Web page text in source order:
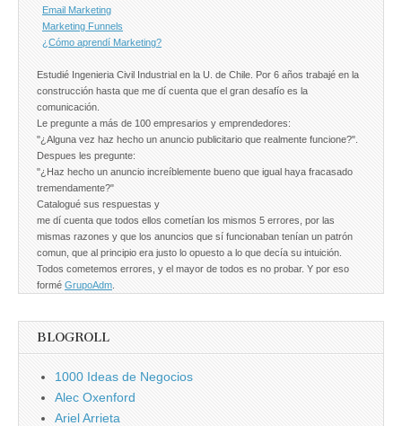
Email Marketing
Marketing Funnels
¿Cómo aprendí Marketing?
Estudié Ingenieria Civil Industrial en la U. de Chile. Por 6 años trabajé en la
construcción hasta que me dí cuenta que el gran desafío es la
comunicación.
Le pregunte a más de 100 empresarios y emprendedores:
"¿Alguna vez haz hecho un anuncio publicitario que realmente funcione?".
Despues les pregunte:
"¿Haz hecho un anuncio increíblemente bueno que igual haya fracasado
tremendamente?"
Catalogué sus respuestas y
me dí cuenta que todos ellos cometían los mismos 5 errores, por las
mismas razones y que los anuncios que sí funcionaban tenían un patrón
comun, que al principio era justo lo opuesto a lo que decía su intuición.
Todos cometemos errores, y el mayor de todos es no probar. Y por eso
formé GrupoAdm
BLOGROLL
1000 Ideas de Negocios
Alec Oxenford
Ariel Arrieta